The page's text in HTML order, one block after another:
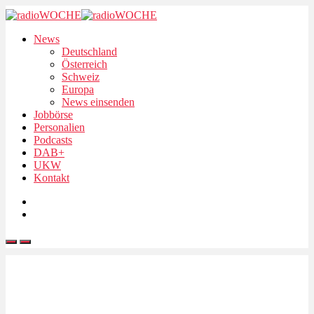
News
Deutschland
Österreich
Schweiz
Europa
News einsenden
Jobbörse
Personalien
Podcasts
DAB+
UKW
Kontakt